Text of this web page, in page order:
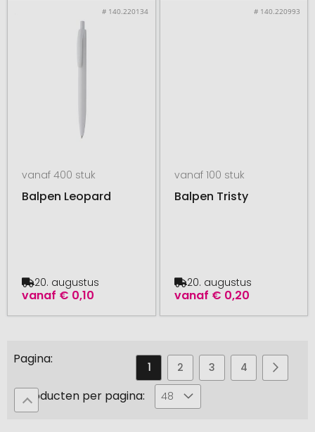
# 140.220134
vanaf 400 stuk
Balpen Leopard
vanaf € 0,10
20. augustus
# 140.220993
vanaf 100 stuk
Balpen Tristy
vanaf € 0,20
20. augustus
Pagina
U
leest
momenteel
1 Pagina
2 Pagina
3 Pagina
4 Pagina
5
Producten per pagina: 48